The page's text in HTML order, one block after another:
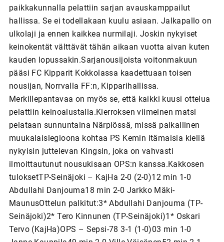
paikkakunnalla pelattiin sarjan avauskamppailut
hallissa. Se ei todellakaan kuulu asiaan. Jalkapallo on
ulkolaji ja ennen kaikkea nurmilaji. Joskin nykyiset
keinokentät välttävät tähän aikaan vuotta aivan kuten
kauden lopussakin.Sarjanousijoista voitonmakuun
pääsi FC Kipparit Kokkolassa kaadettuaan toisen
nousijan, Norrvalla FF:n, Kipparihallissa.
Merkillepantavaa on myös se, että kaikki kuusi ottelua
pelattiin keinoalustalla.Kierroksen viimeinen matsi
pelataan sunnuntaina Närpiössä, missä paikallinen
muukalaislegioona kohtaa PS Kemin itämaisia kieliä
nykyisin juttelevan Kingsin, joka on vahvasti
ilmoittautunut nousukisaan OPS:n kanssa.Kakkosen
tuloksetTP-Seinäjoki – KajHa 2-0 (2-0)12 min 1-0
Abdullahi Danjouma18 min 2-0 Jarkko Mäki-
MaunusOttelun palkitut:3* Abdullahi Danjouma (TP-
Seinäjoki)2* Tero Kinnunen (TP-Seinäjoki)1* Oskari
Tervo (KajHa)OPS – Sepsi-78 3-1 (1-0)03 min 1-0